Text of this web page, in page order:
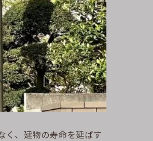
く、建物の寿命を延ばす